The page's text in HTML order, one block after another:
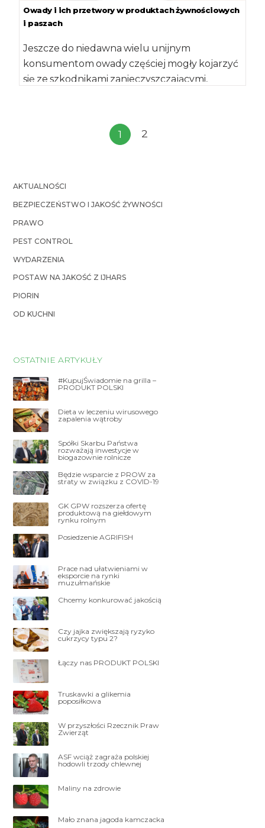
Owady i ich przetwory w produktach żywnościowych
i paszach
Jeszcze do niedawna wielu unijnym
konsumentom owady częściej mogły kojarzyć
się ze szkodnikami zanieczyszczającymi,
1 2
AKTUALNOŚCI
BEZPIECZEŃSTWO I JAKOŚĆ ŻYWNOŚCI
PRAWO
PEST CONTROL
WYDARZENIA
POSTAW NA JAKOŚĆ Z IJHARS
PIORIN
OD KUCHNI
OSTATNIE ARTYKUŁY
#KupujŚwiadomie na grilla –
PRODUKT POLSKI
Dieta w leczeniu wirusowego
zapalenia wątroby
Spółki Skarbu Państwa
rozważają inwestycje w
biogazownie rolnicze
Będzie wsparcie z PROW za
straty w związku z COVID-19
GK GPW rozszerza ofertę
produktową na giełdowym
rynku rolnym
Posiedzenie AGRIFISH
Prace nad ułatwieniami w
eksporcie na rynki
muzułmańskie
Chcemy konkurować jakością
Czy jajka zwiększają ryzyko
cukrzycy typu 2?
Łączy nas PRODUKT POLSKI
Truskawki a glikemia
poposiłkowa
W przyszłości Rzecznik Praw
Zwierząt
ASF wciąż zagraża polskiej
hodowli trzody chlewnej
Maliny na zdrowie
Mało znana jagoda kamczacka